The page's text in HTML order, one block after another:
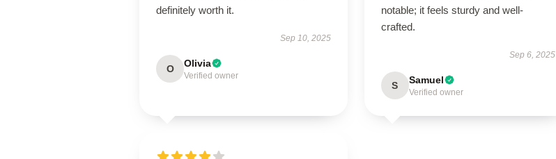
definitely worth it.
Sep 10, 2025
O Olivia
Verified owner
notable; it feels sturdy and well-
crafted.
Sep 6, 2025
S Samuel
Verified owner